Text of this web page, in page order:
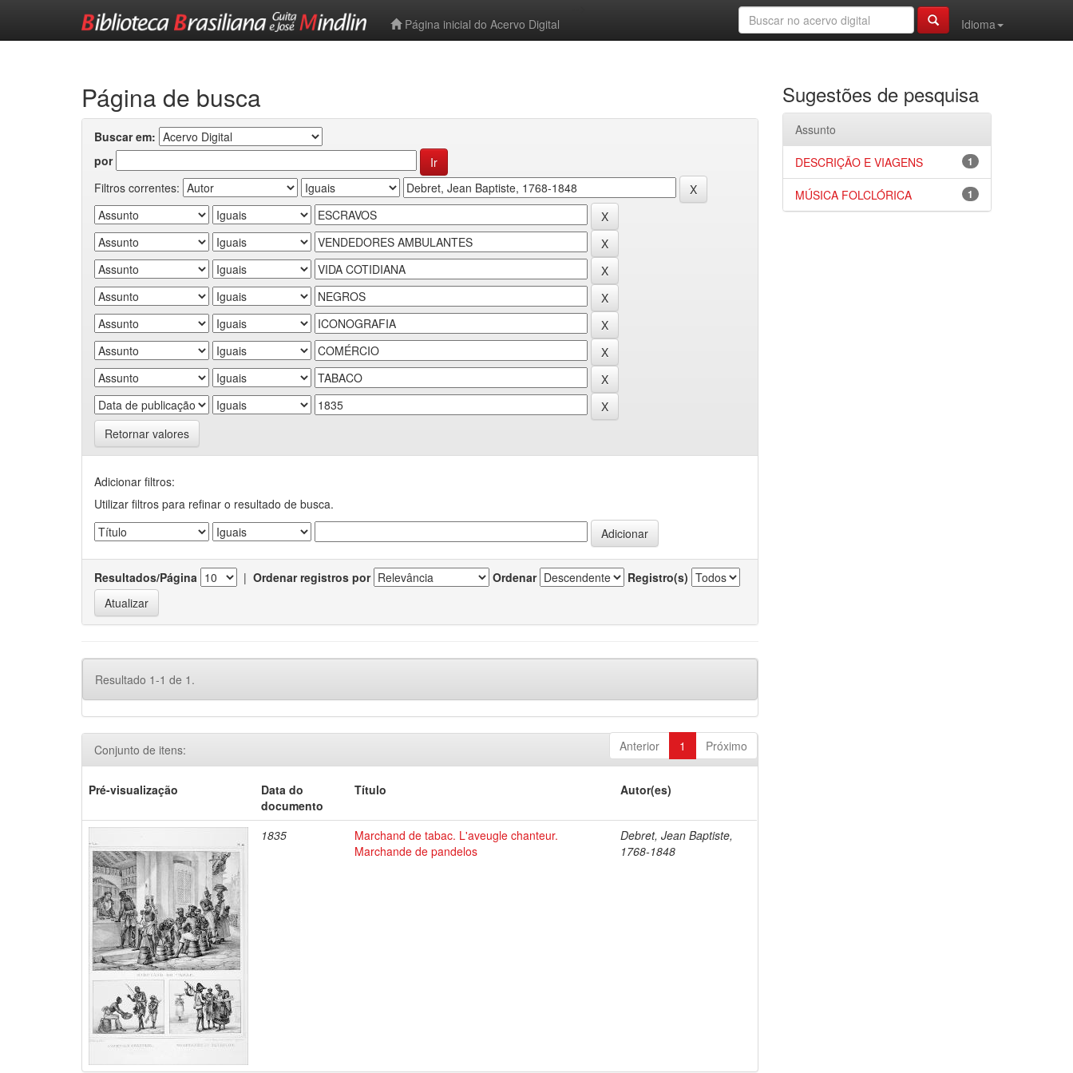
Página inicial do Acervo Digital
Idioma
Página de busca
Buscar em:
por
Filtros correntes:
Retornar valores
Adicionar filtros:
Utilizar filtros para refinar o resultado de busca.
Resultados/Página | Ordenar registros por Ordenar Registro(s)
Resultado 1-1 de 1.
Anterior 1 Próximo
Conjunto de itens:
Pré-visualização
Data do
documento
Título Autor(es)
1835
Marchand de tabac. L'aveugle chanteur.
Marchande de pandelos
Debret, Jean Baptiste,
1768-1848
Sugestões de pesquisa
Assunto
1
DESCRIÇÃO E VIAGENS
1
MÚSICA FOLCLÓRICA